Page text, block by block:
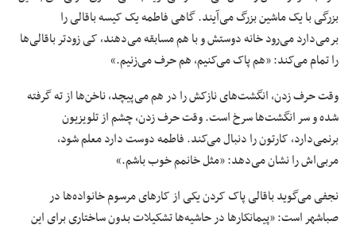
بزرگی با یک ماشین بزرگ می‌آیند. گاهی فاطمه یک کیسه باقالی را
برمی‌دارد می‌رود خانه دوستش و با هم مسابقه می‌دهند، کی زودتر باقالی‌ها
را تمام می‌کند: «هم پاک می‌کنیم، هم حرف می‌زنیم.»
وقت حرف زدن، انگشت‌های نازکش را در هم می‌پیچد، ناخن‌ها از ته گرفته
شده و سر انگشت‌ها سرخ است. وقت حرف زدن، چشم از تلویزیون
برنمی‌دارد، کارتون را دنبال می‌کند. فاطمه دوست دارد معلم شود،
مربی‌اش را نشان می‌دهد: «مثل خانمم خوب باشم.»
نجفی می‌گوید باقالی پاک کردن یکی از کارهای مرسوم خانواده‌ها در
صباشهر است: «پیمانکارها در حاشیه‌ها تشکیلات بدون ساختاری برای این